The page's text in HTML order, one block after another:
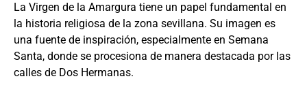
La Virgen de la Amargura tiene un papel fundamental en
la historia religiosa de la zona sevillana. Su imagen es
una fuente de inspiración, especialmente en Semana
Santa, donde se procesiona de manera destacada por las
calles de Dos Hermanas.